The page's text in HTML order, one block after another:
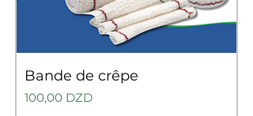
Bande de crêpe
Prix
100,00 DZD